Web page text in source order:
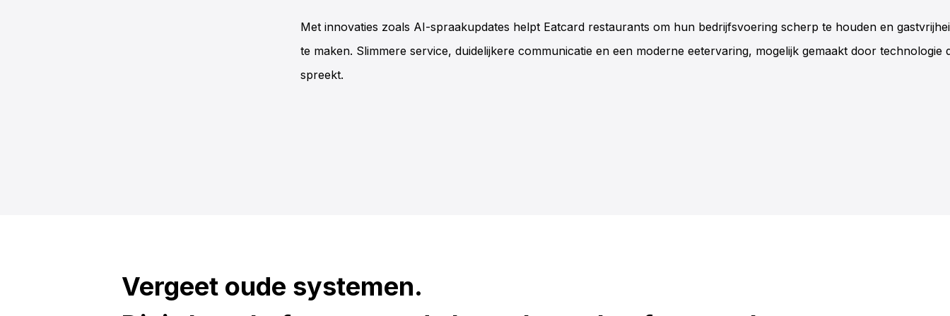
Met innovaties zoals AI-spraakupdates helpt Eatcard restaurants om hun bedrijfsvoering scherp te houden en
te maken. Slimmere service, duidelijkere communicatie en een moderne eetervaring, mogelijk gemaakt door technologie
spreekt.
Vergeet oude systemen.